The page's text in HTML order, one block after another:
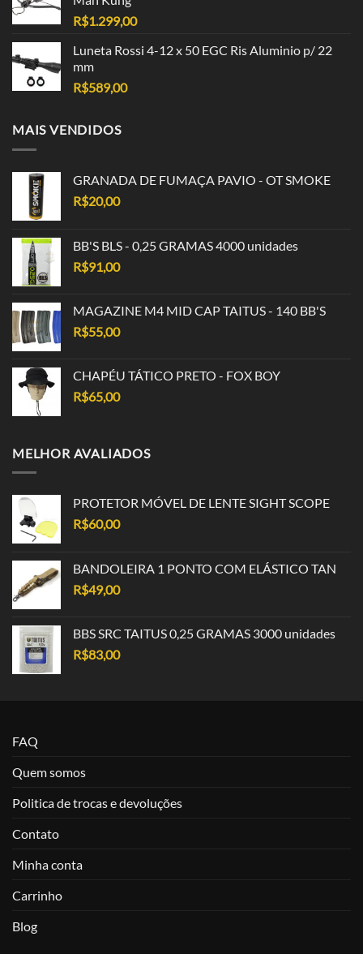
R$1.299,00
Luneta Rossi 4-12 x 50 EGC Ris Aluminio p/ 22
mm
R$589,00
MAIS VENDIDOS
GRANADA DE FUMAÇA PAVIO - OT SMOKE
R$20,00
BB'S BLS - 0,25 GRAMAS 4000 unidades
R$91,00
MAGAZINE M4 MID CAP TAITUS - 140 BB'S
R$55,00
CHAPÉU TÁTICO PRETO - FOX BOY
R$65,00
MELHOR AVALIADOS
PROTETOR MÓVEL DE LENTE SIGHT SCOPE
R$60,00
BANDOLEIRA 1 PONTO COM ELÁSTICO TAN
R$49,00
BBS SRC TAITUS 0,25 GRAMAS 3000 unidades
R$83,00
FAQ
Quem somos
Politica de trocas e devoluções
Contato
Minha conta
Carrinho
Blog